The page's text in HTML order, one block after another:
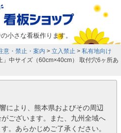
小さな看板作ります。
意・禁止・案内 立入禁止
私有地向け
」中サイズ（60cm×40cm） 取付穴6ヶ所あ
により、熊本県およびその周辺
ございます。また、九州全域へ
。あらかじめご了承ください。